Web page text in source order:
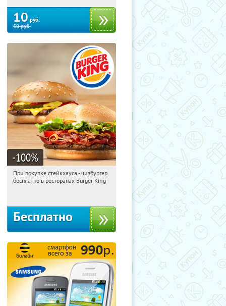
10 руб.
50руб.
-100%
06:27:56 Получили:4041
При покупке стейкхауса - чизбургер
бесплатно в ресторанах Burger King
Бесплатно